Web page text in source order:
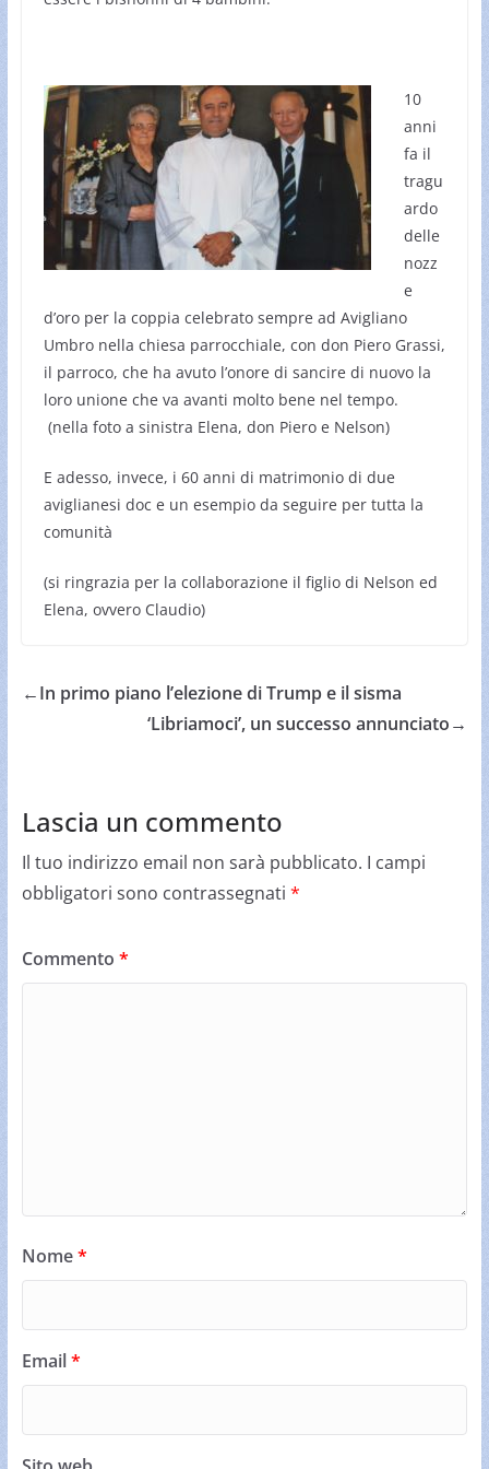
10
anni
fa il
tragu
ardo
delle
nozz
e
d’oro per la coppia celebrato sempre ad Avigliano
Umbro nella chiesa parrocchiale, con don Piero Grassi,
il parroco, che ha avuto l’onore di sancire di nuovo la
loro unione che va avanti molto bene nel tempo.
(nella foto a sinistra Elena, don Piero e Nelson)
E adesso, invece, i 60 anni di matrimonio di due
aviglianesi doc e un esempio da seguire per tutta la
comunità
(si ringrazia per la collaborazione il figlio di Nelson ed
Elena, ovvero Claudio)
←In primo piano l’elezione di Trump e il sisma
‘Libriamoci’, un successo annunciato→
Lascia un commento
Il tuo indirizzo email non sarà pubblicato. I campi
obbligatori sono contrassegnati *
Commento *
Nome*
Email*